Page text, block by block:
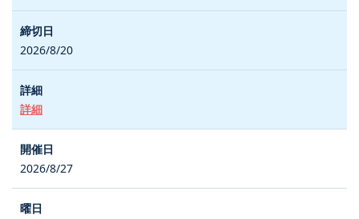
2026/8/20
詳細
2026/8/27